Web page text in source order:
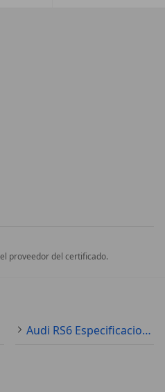
proveedor del certificado.
Audi RS6 Especificaciones técnicas